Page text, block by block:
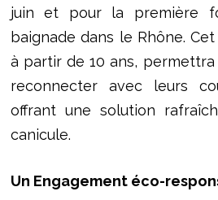
juin et pour la première
baignade dans le Rhône.
à partir de 10 ans, permettra
reconnecter avec leurs
offrant une solution
canicule.
Un Engagement éco-r